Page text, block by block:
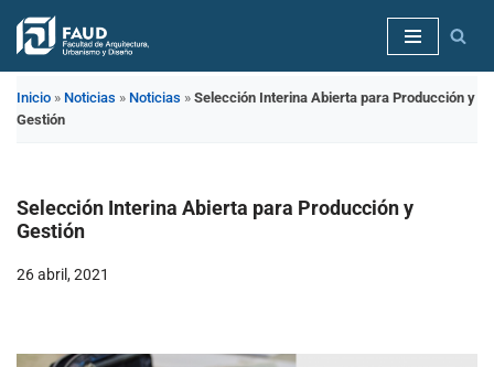
Saltar
contenido
Inicio » Noticias » Noticias » Selección Interina Abierta para Producción y
Gestión
Selección Interina Abierta para Producción y
Gestión
26 abril, 2021